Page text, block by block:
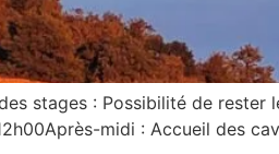
stages : Possibilité de rester
midi : Accueil des